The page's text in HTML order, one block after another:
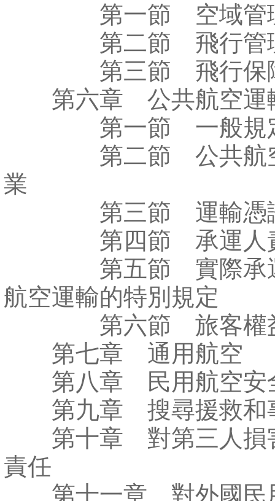
第一節 空域管
第二節 飛行管
第三節 飛行保
第六章 公共航空運
第一節 一般規
第二節 公共航空
業
第三節 運輸憑
第四節 承運人
第五節 實際承運
航空運輸的特別規定
第六節 旅客權
第七章 通用航空
第八章 民用航空安
第九章 搜尋援救和
第十章 對第三人損
責任
第十一章 對外國民